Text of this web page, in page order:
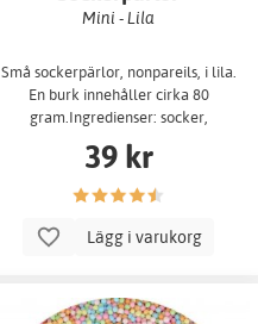
Mini - Lila
Små sockerpärlor, nonpareils, i lila.
En burk innehåller cirka 80
gram.Ingredienser: socker,
stärkel...
39 kr
Lägg i varukorg